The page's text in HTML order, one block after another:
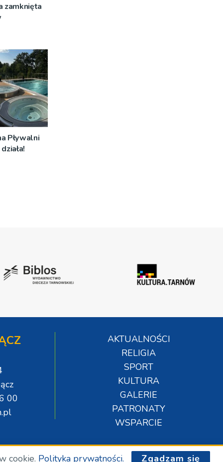
zamknięta
Pływalni
00
AKTUALNOŚCI
RELIGIA
SPORT
KULTURA
GALERIE
PATRONATY
WSPARCIE
cookie. Polityka prywatności. Zgadzam się